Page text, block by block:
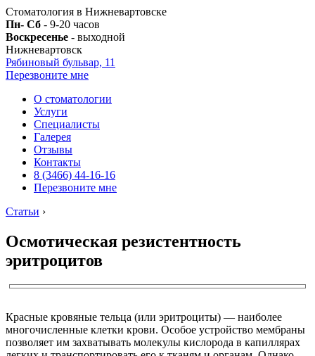
Стоматология в Нижневартовске
Пн- Сб - 9-20 часов
Воскресенье - выходной
Нижневартовск
Рябиновый бульвар, 11
Перезвоните мне
О стоматологии
Услуги
Специалисты
Галерея
Отзывы
Контакты
8 (3466) 44-16-16
Перезвоните мне
Статьи ›
Осмотическая резистентность
эритроцитов
Красные кровяные тельца (или эритроциты) — наиболее
многочисленные клетки крови. Особое устройство мембраны
позволяет им захватывать молекулы кислорода в капиллярах